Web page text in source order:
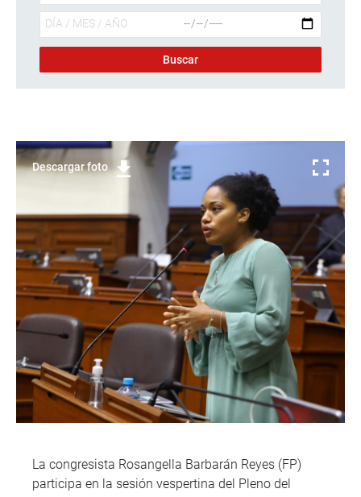
Descargar foto
La congresista Rosangella Barbarán Reyes (FP)
participa en la sesión vespertina del Pleno del